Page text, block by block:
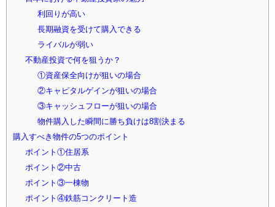
利回りが高い
長期融資を受けて購入できる
ライバルが弱い
不動産投資で何を狙うか？
①資産保全向けが狙いの場合
②キャピタルゲインが狙いの場合
③キャッシュフローが狙いの場合
物件購入した瞬間に勝ち負けは8割決まる
購入すべき物件の5つのポイント
ポイント①住居系
ポイント②中古
ポイント③一棟物
ポイント④鉄筋コンクリート造